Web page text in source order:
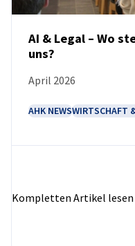
AI & Legal – Wo
uns?
April 2026
AHK NEWSWIRTSCHAFT
Kompletten Artikel lesen